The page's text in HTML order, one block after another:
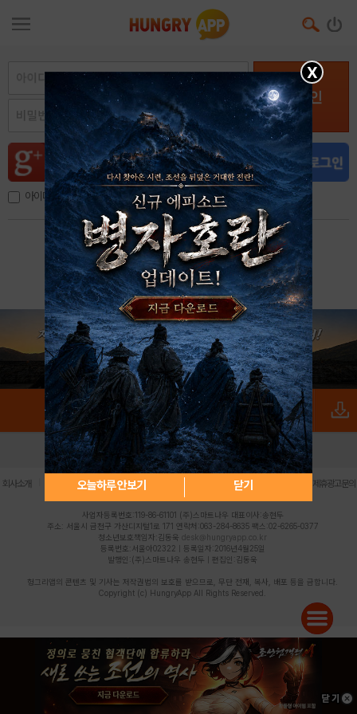
로그인
아이디, 이메일 저장
아이디 / 비밀번호 찾기 회원가입
X
오늘하루 안보기 닫기
로그인 PC버전 전체앱
회사소개 | 개인정보 처리방침 불법촬영물 신고센터 제휴광고문의
사업자등록번호:119-86-61101 (주)스마트나우 대표이사:송현두
주소: 서울시 금천구 가산디지털1로 171 연락처:063-284-8635 팩스:02-6265-0377
청소년보호책임자:김동욱 desk@hungryapp.co.kr
등록번호:서울아02322 | 등록일자:2016년4월25일
발행인:(주)스마트나우 송현두 | 편집인:김동욱
헝그리앱의 콘텐츠 및 기사는 저작권법의 보호를 받으므로, 무단 전재, 복사, 배포 등을 금합니다.
Copyright (c) HungryApp All Rights Reserved.